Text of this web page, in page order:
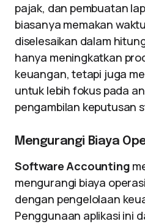
pajak, dan pembuatan
biasanya memakan
diselesaikan dalam
hanya meningkatkan
keuangan, tetapi juga
untuk lebih fokus pada
pengambilan keputusan
Mengurangi Biaya
Software Accounting
mengurangi biaya
dengan pengelolaan
Penggunaan aplikasi ini